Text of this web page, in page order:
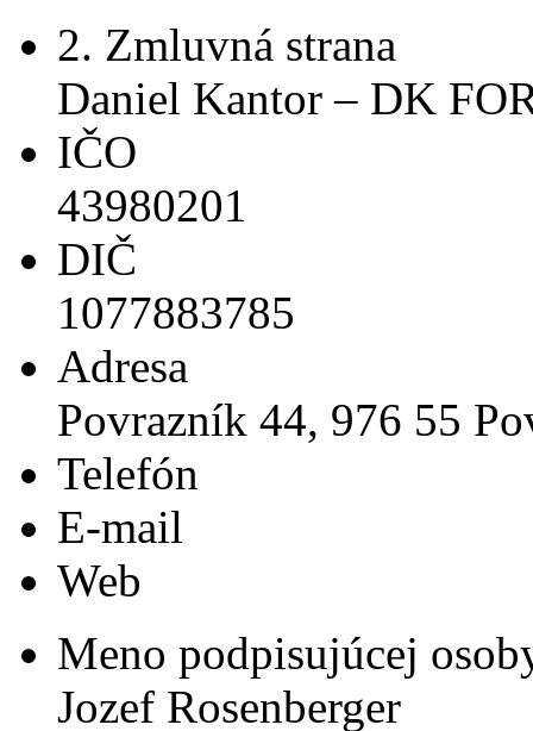
2. Zmluvná strana
Daniel Kantor – DK
IČO
43980201
DIČ
1077883785
Adresa
Povrazník 44, 976 55
Telefón
E-mail
Web
Meno podpisujúcej
Jozef Rosenberger